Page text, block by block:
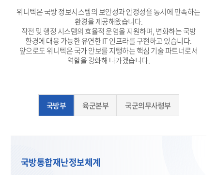
위니텍은 국방 정보시스템의 보안성과 안정성을 동시에 만족하는
환경을 제공해왔습니다.
작전 및 행정 시스템의 효율적 운영을 지원하며, 변화하는 국방
환경에 대응 가능한 유연한 IT 인프라를 구현하고 있습니다.
앞으로도 위니텍은 국가 안보를 지탱하는 핵심 기술 파트너로서
역할을 강화해 나가겠습니다.
국방부 육군본부 국군의무사령부
국방통합재난정보체계